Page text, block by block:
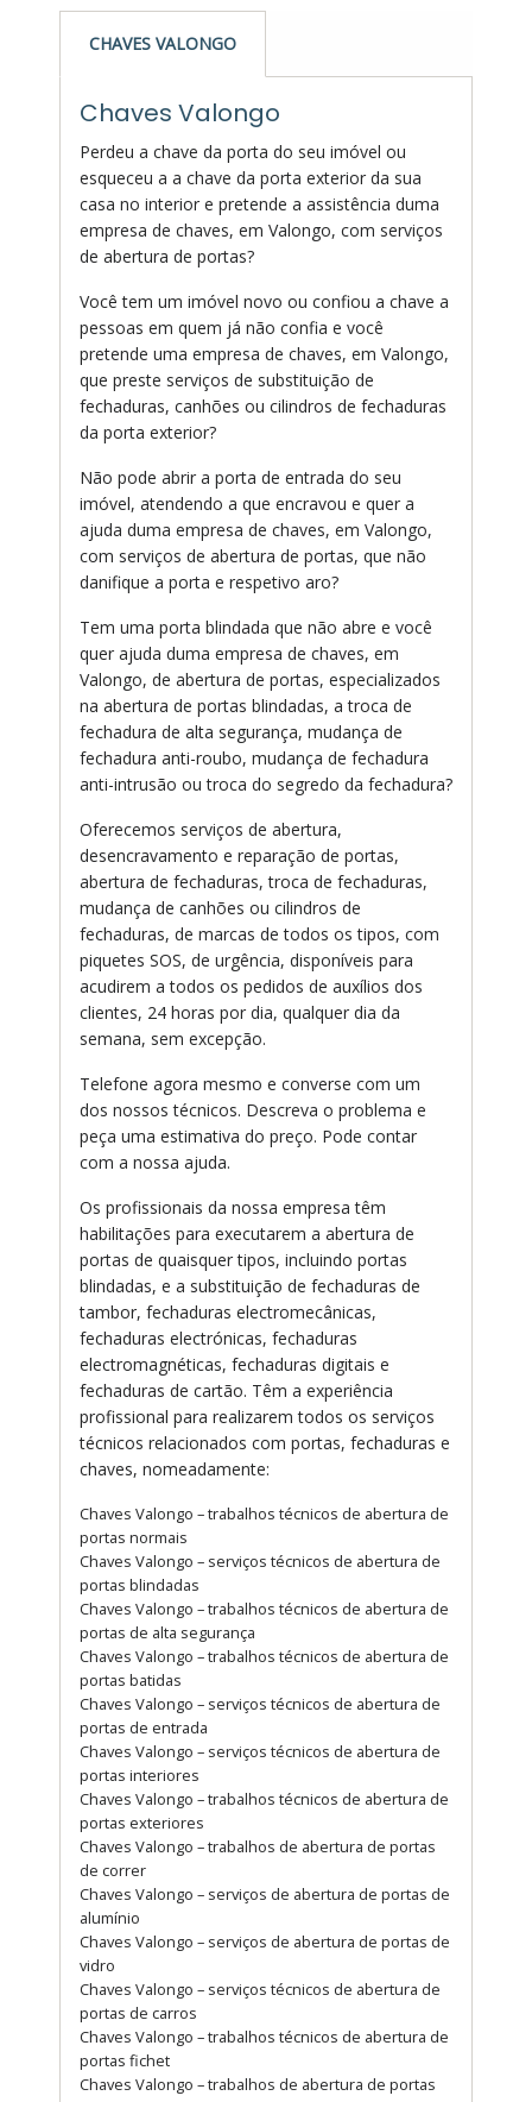
CHAVES VALONGO
Chaves Valongo
Perdeu a chave da porta do seu imóvel ou
esqueceu a a chave da porta exterior da sua
casa no interior e pretende a assistência duma
empresa de chaves, em Valongo, com serviços
de abertura de portas?
Você tem um imóvel novo ou confiou a chave a
pessoas em quem já não confia e você
pretende uma empresa de chaves, em Valongo,
que preste serviços de substituição de
fechaduras, canhões ou cilindros de fechaduras
da porta exterior?
Não pode abrir a porta de entrada do seu
imóvel, atendendo a que encravou e quer a
ajuda duma empresa de chaves, em Valongo,
com serviços de abertura de portas, que não
danifique a porta e respetivo aro?
Tem uma porta blindada que não abre e você
quer ajuda duma empresa de chaves, em
Valongo, de abertura de portas, especializados
na abertura de portas blindadas, a troca de
fechadura de alta segurança, mudança de
fechadura anti-roubo, mudança de fechadura
anti-intrusão ou troca do segredo da fechadura?
Oferecemos serviços de abertura,
desencravamento e reparação de portas,
abertura de fechaduras, troca de fechaduras,
mudança de canhões ou cilindros de
fechaduras, de marcas de todos os tipos, com
piquetes SOS, de urgência, disponíveis para
acudirem a todos os pedidos de auxílios dos
clientes, 24 horas por dia, qualquer dia da
semana, sem excepção.
Telefone agora mesmo e converse com um
dos nossos técnicos. Descreva o problema e
peça uma estimativa do preço. Pode contar
com a nossa ajuda.
Os profissionais da nossa empresa têm
habilitações para executarem a abertura de
portas de quaisquer tipos, incluindo portas
blindadas, e a substituição de fechaduras de
tambor, fechaduras electromecânicas,
fechaduras electrónicas, fechaduras
electromagnéticas, fechaduras digitais e
fechaduras de cartão. Têm a experiência
profissional para realizarem todos os serviços
técnicos relacionados com portas, fechaduras e
chaves, nomeadamente:
Chaves Valongo – trabalhos técnicos de abertura de
portas normais
Chaves Valongo – serviços técnicos de abertura de
portas blindadas
Chaves Valongo – trabalhos técnicos de abertura de
portas de alta segurança
Chaves Valongo – trabalhos técnicos de abertura de
portas batidas
Chaves Valongo – serviços técnicos de abertura de
portas de entrada
Chaves Valongo – serviços técnicos de abertura de
portas interiores
Chaves Valongo – trabalhos técnicos de abertura de
portas exteriores
Chaves Valongo – trabalhos de abertura de portas
de correr
Chaves Valongo – serviços de abertura de portas de
alumínio
Chaves Valongo – serviços de abertura de portas de
vidro
Chaves Valongo – serviços técnicos de abertura de
portas de carros
Chaves Valongo – trabalhos técnicos de abertura de
portas fichet
Chaves Valongo – trabalhos de abertura de portas